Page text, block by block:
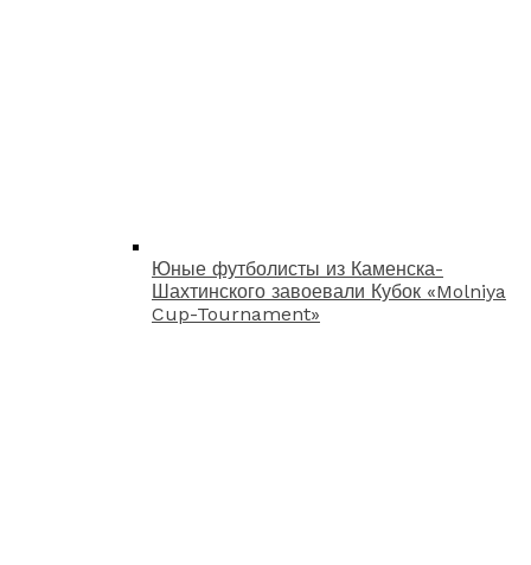
Юные футболисты из Каменска-
Шахтинского завоевали Кубок «Molniya
Cup-Tournament»